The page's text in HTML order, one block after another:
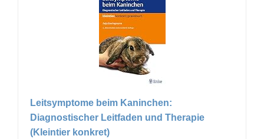
Leitsymptome beim Kaninchen:
Diagnostischer Leitfaden und Therapie
(Kleintier konkret)